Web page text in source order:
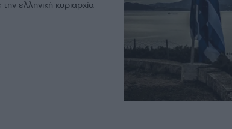
ελληνική κυριαρχία